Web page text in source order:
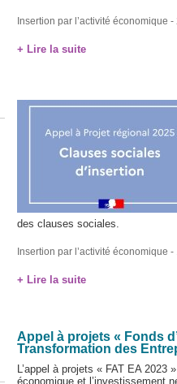
Insertion par l’activité économique -
+ Lire la suite
des clauses sociales.
Insertion par l’activité économique -
+ Lire la suite
Appel à projets « Fonds
Transformation des
L’appel à projets « FAT EA
économique et l’investissement